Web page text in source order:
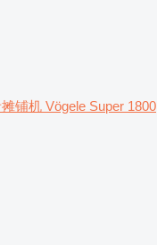
铺机 Vögele Super 1800